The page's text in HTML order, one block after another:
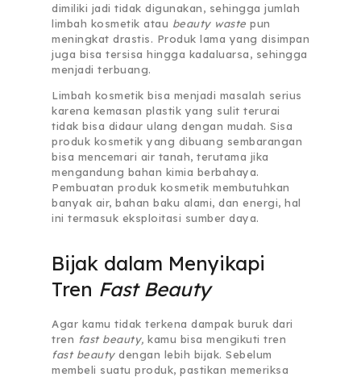
dimiliki jadi tidak digunakan, sehingga jumlah
limbah kosmetik atau beauty waste pun
meningkat drastis. Produk lama yang disimpan
juga bisa tersisa hingga kadaluarsa, sehingga
menjadi terbuang.
Limbah kosmetik bisa menjadi masalah serius
karena kemasan plastik yang sulit terurai
tidak bisa didaur ulang dengan mudah. Sisa
produk kosmetik yang dibuang sembarangan
bisa mencemari air tanah, terutama jika
mengandung bahan kimia berbahaya.
Pembuatan produk kosmetik membutuhkan
banyak air, bahan baku alami, dan energi, hal
ini termasuk eksploitasi sumber daya.
Bijak dalam Menyikapi
Tren Fast Beauty
Agar kamu tidak terkena dampak buruk dari
tren fast beauty, kamu bisa mengikuti tren
fast beautydengan lebih bijak. Sebelum
membeli suatu produk, pastikan memeriksa